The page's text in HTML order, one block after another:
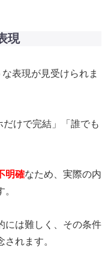
現
表現が見受けられま
だけで完結」「誰でも
明確なため、実際の内
には難しく、その条件
れます。